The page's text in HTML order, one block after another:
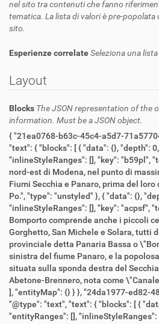
nel sito tra contenuti che fanno
tematica. La lista di valori è pre-
sito.
Esperienze correlateSeleziona una
Layout
Blocks The JSON representation of the
information. Must be a JSON object.
{ "21ea0768-b63c-45c4-a5d7-71a577049ef3": { "@type": "text",
"text": { "blocks": [ { "data": {}, "depth": 0, "entityRanges": [],
"inlineStyleRanges": [], "key": "b59pl", "text": "Bomporto si trova a
nord-est di Modena, nel punto di
Fiumi Secchia e Panaro, prima del
Po.", "type": "unstyled" }, { "data": {}, "depth": 0, "entityRanges": [],
"inlineStyleRanges": [], "key": "acpsf", "text": "Il Comune di
Bomporto comprende anche i piccoli
Gorghetto, San Michele e Solara, tutti
provinciale detta Panaria Bassa o
sinistra del fiume Panaro, e la
situata sulla sponda destra del
Abetone-Brennero, nota come \"Canaletto\".", "type":
], "entityMap": {} } }, "24da1977-ed82-48ca-8a67-eaf87d2b5fa0": {
"@type": "text", "text": { "blocks": [ { "data": {}, "depth": 0,
"entityRanges": [], "inlineStyleRanges": [], "key": "fqtis", "text":